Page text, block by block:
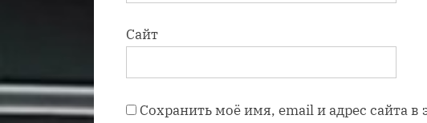
Сайт
Сохранить моё имя, email и адрес сайта